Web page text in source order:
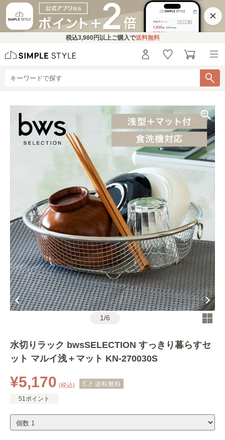
×
税込3,980円 以上ご購入で送料無料
1/6
水切りラック bwsSELECTION すっきり暮らすセ
ット マルイ浅＋マット KN-270030S
¥5,170 (税込)
51ポイント